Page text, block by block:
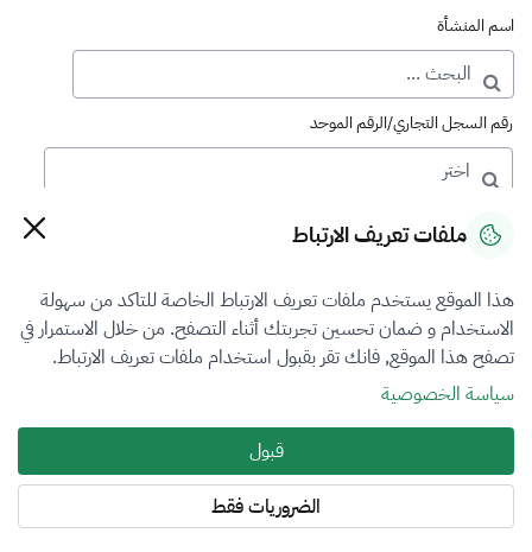
اسم المنشأة
رقم السجل التجاري/الرقم الموحد
رقم الترخيص
التصنيف
الكل
فرع التقييم
المعادن الثمينة والاحجار الكريمة
ملفات تعريف الارتباط
هذا الموقع يستخدم ملفات تعريف الارتباط الخاصة للتاكد من سهولة
الاستخدام و ضمان تحسين تجربتك أثناء التصفح. من خلال الاستمرار في
تصفح هذا الموقع, فانك تقر بقبول استخدام ملفات تعريف الارتباط.
سياسة الخصوصية
قبول
الضروريات فقط